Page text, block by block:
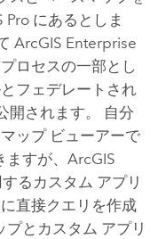
Proにあるとしま
ArcGIS Enterprise
ロセスの一部とし
フェデレートされ
開されます。 自分
ップ ビューアーで
すが、 ArcGIS
るカスタム アプリ
直接クエリを作成
とカスタム アプリ